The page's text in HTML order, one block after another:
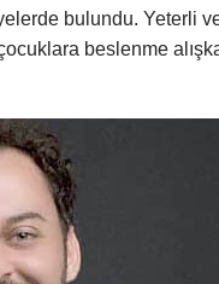
bulundu. Yeterli
beslenme